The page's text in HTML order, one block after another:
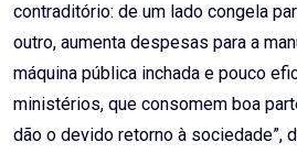
contraditório: de um lado congela
outro, aumenta despesas para a
máquina pública inchada e pouco
ministérios, que consomem boa
dão o devido retorno à sociedade”,